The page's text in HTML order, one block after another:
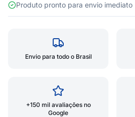
Produto pronto para envio imediato
Envio para todo o Brasil
+150 mil avaliações no
Google